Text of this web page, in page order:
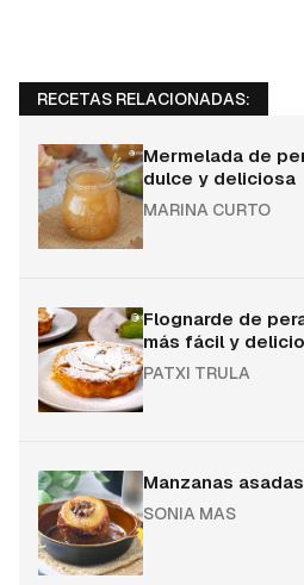
RECETAS RELACIONADAS:
Mermelada de
dulce y deliciosa
MARINA CURTO
Flognarde de
más fácil y
PATXI TRULA
Manzanas
SONIA MAS